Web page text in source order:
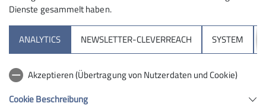
Aktuelles
Kletterzentrum
Dienste gesammelt haben.
ANALYTICS NEWSLETTER-CLEVERREACH SYSTEM
Akzeptieren (Übertragung von Nutzerdaten und Cookie)
Cookie Beschreibung